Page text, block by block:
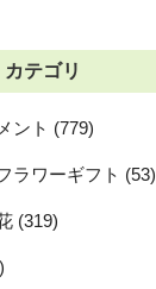
カテゴリ
ント (779)
ラワーギフト (53)
(319)